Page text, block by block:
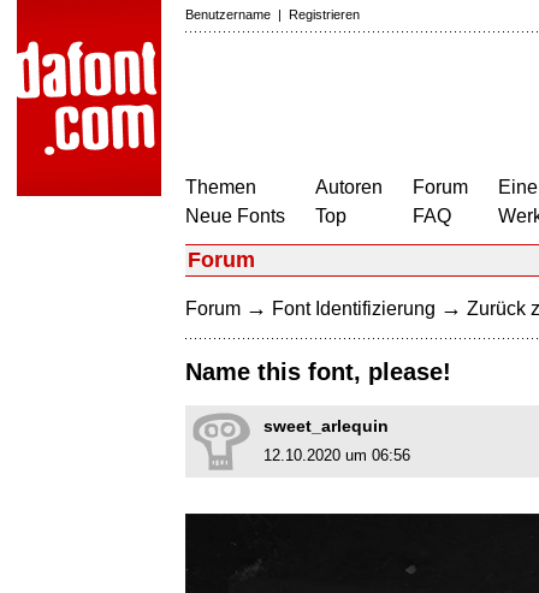
Benutzername | Registrieren
Themen
Neue Fonts
Autoren
Top
Forum
FAQ
Forum
Forum → Font Identifizierung → Zurück
Name this font, please!
sweet_arlequin
12.10.2020 um 06:56